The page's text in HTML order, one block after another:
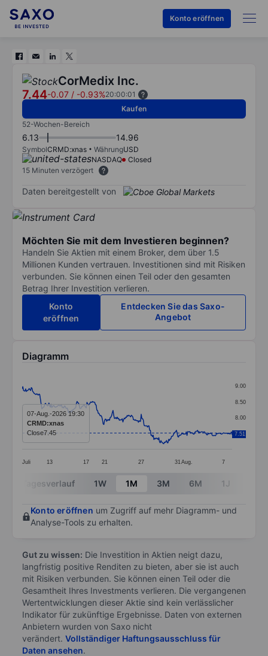
Konto eröffnen
CorMedix Inc.
7.44-0.07 / -0.93%20:00:01
Kaufen
52-Wochen-Bereich
6.13 14.96
SymbolCRMD:xnas WährungUSD
NASDAQ
Closed
15 Minuten verzögert
Daten bereitgestellt von
Möchten Sie mit dem Investieren beginnen?
Handeln Sie Aktien mit einem Broker, dem über 1.5
Millionen Kunden vertrauen. Investitionen sind mit Risiken
verbunden. Sie können einen Teil oder den gesamten
Betrag Ihrer Investition verlieren.
Konto
eröffnen
Entdecken Sie das Saxo-
Angebot
Diagramm
Line chart with 299 data points.
The chart has 1 X axis displaying categories.
The chart has 1 Y axis displaying values. Data ranges
Juli 13 17 21 27 31 Aug. 7
7.50
8.00
8.50
9.00
7.51
07-Aug.-2026 19:30
CRMD:xnas
Close7.45
End of interactive chart.
Tagesverlauf 1W 1M 3M 6M 1J
Konto eröffnen um Zugriff auf mehr Diagramm- und
Analyse-Tools zu erhalten.
Gut zu wissen: Die Investition in Aktien neigt dazu,
langfristig positive Renditen zu bieten, aber sie ist auch
mit Risiken verbunden. Sie können einen Teil oder die
Gesamtheit Ihres Investments verlieren. Die vergangenen
Wertentwicklungen dieser Aktie sind kein verlässlicher
Indikator für zukünftige Ergebnisse. Daten von externen
Anbietern wurden von Saxo nicht
verändert. Vollständiger Haftungsausschluss für
Daten ansehen.